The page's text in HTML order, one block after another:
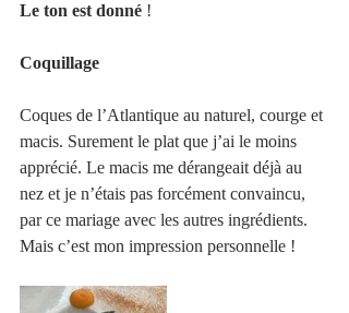
Le ton est donné !
Coquillage
Coques de l’Atlantique au naturel, courge et
macis. Surement le plat que j’ai le moins
apprécié. Le macis me dérangeait déjà au
nez et je n’étais pas forcément convaincu,
par ce mariage avec les autres ingrédients.
Mais c’est mon impression personnelle !